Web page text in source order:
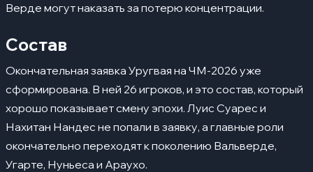
Верде могут наказать за потерю концентрации.
Состав
Окончательная заявка Уругвая на ЧМ-2026 уже
сформирована. В ней 26 игроков, и это состав, который
хорошо показывает смену эпохи. Луис Суарес и
Нахитан Нандес не попали в заявку, а главные роли
окончательно переходят к поколению Вальверде,
Угарте, Нуньеса и Араухо.